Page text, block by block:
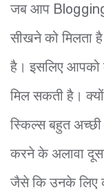
जब आप
सीखने को मिलता
है। इसलिए आपको
मिल सकती है।
स्किल्स बहुत
करने के अलावा
जैसे कि उनके लिए